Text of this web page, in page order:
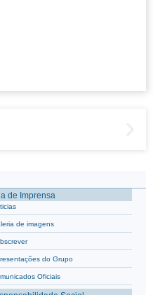
de Imprensa
de imagens
do Grupo
Oficiais